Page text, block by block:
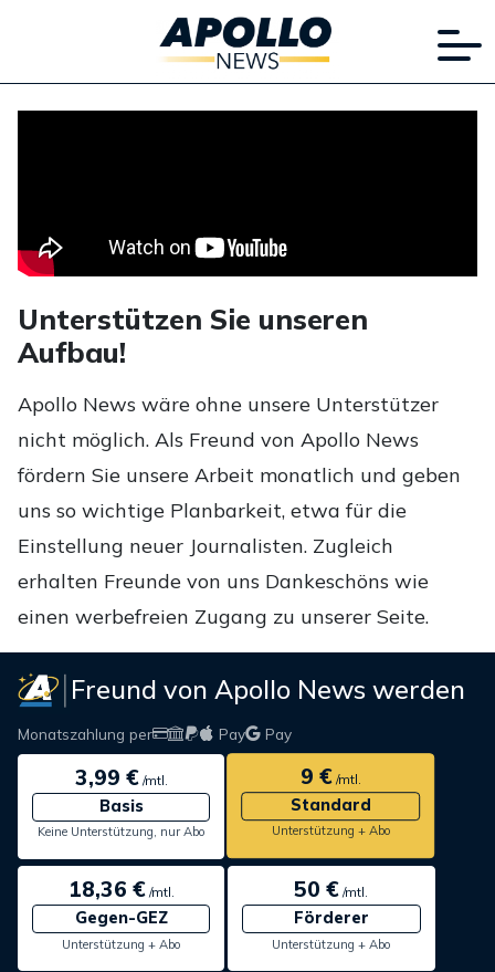
Unterstützen Sie unseren
Aufbau!
Apollo News wäre ohne unsere Unterstützer
nicht möglich. Als Freund von Apollo News
fördern Sie unsere Arbeit monatlich und geben
uns so wichtige Planbarkeit, etwa für die
Einstellung neuer Journalisten. Zugleich
erhalten Freunde von uns Dankeschöns wie
einen werbefreien Zugang zu unserer Seite.
Freund von Apollo News werden
Monatszahlung per Pay Pay
3,99 €/mtl.
Basis
Keine Unterstützung, nur Abo
9 €/mtl.
Standard
Unterstützung + Abo
18,36 €/mtl.
Gegen-GEZ
Unterstützung + Abo
50 € /mtl.
Förderer
Unterstützung + Abo